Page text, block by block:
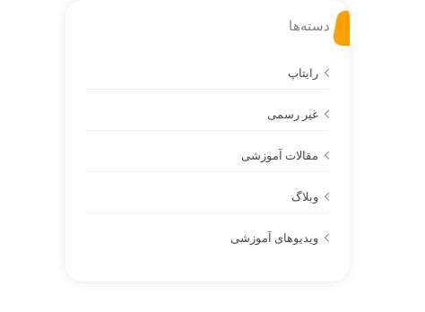
دسته‌ها
رایتاپ
غیر رسمی
مقالات آموزشی
وبلاگ
ویدیوهای آموزشی